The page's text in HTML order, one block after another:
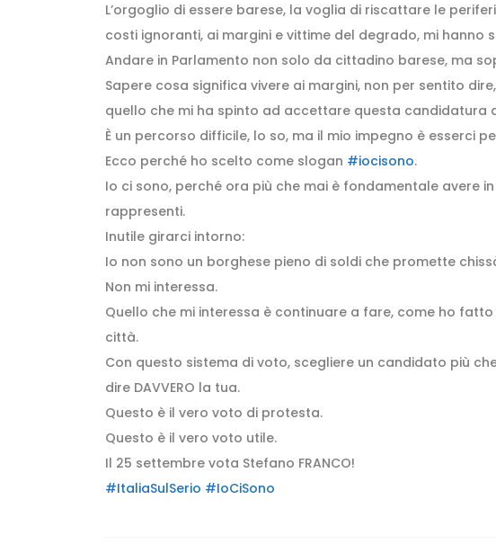
L’orgoglio di essere barese, la voglia di riscattare le
costi ignoranti, ai margini e vittime del degrado, mi hanno
Andare in Parlamento non solo da cittadino barese, ma
Sapere cosa significa vivere ai margini, non per sentito
quello che mi ha spinto ad accettare questa candidatura
È un percorso difficile, lo so, ma il mio impegno è esserci per
Ecco perché ho scelto come slogan #iocisono.
Io ci sono, perché ora più che mai è fondamentale avere
rappresenti.
Inutile girarci intorno:
Io non sono un borghese pieno di soldi che promette
Non mi interessa.
Quello che mi interessa è continuare a fare, come ho
città.
Con questo sistema di voto, scegliere un candidato più
dire DAVVERO la tua.
Questo è il vero voto di protesta.
Questo è il vero voto utile.
Il 25 settembre vota Stefano FRANCO!
#ItaliaSulSerio #IoCiSono